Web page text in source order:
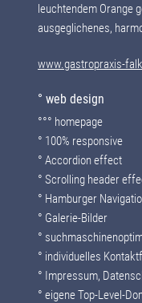
leuchtendem Orange
ausgeglichenes,
www.gastropraxis-
° web design
°°° homepage
° 100% responsive
° Accordion effect
°Scrolling header
° Hamburger
° Galerie-Bilder
°
° individuelles
° Impressum,
° eigene Top-Level-